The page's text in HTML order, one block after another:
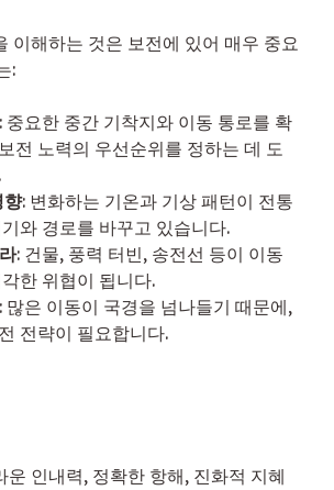
이해하는 것은 보전에 있어 매우 중요
:
: 중요한 중간 기착지와 이동 통로를 확
전 노력의 우선순위를 정하는 데 도
향: 변화하는 기온과 기상 패턴이 전통
와 경로를 바꾸고 있습니다.
: 건물, 풍력 터빈, 송전선 등이 이동
한 위협이 됩니다.
: 많은 이동이 국경을 넘나들기 때문에,
전략이 필요합니다.
운 인내력, 정확한 항해, 진화적 지혜